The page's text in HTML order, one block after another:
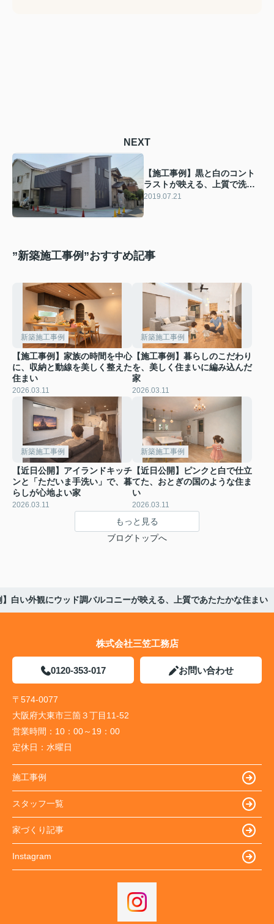
NEXT
【施工事例】黒と白のコント
ラストが映える、上質で洗練
された住まい
2019.07.21
”新築施工事例”おすすめ記事
新築施工事例
【施工事例】家族の時間を中心
に、収納と動線を美しく整えた
住まい
2026.03.11
新築施工事例
【施工事例】暮らしのこだわり
を、美しく住まいに編み込んだ
家
2026.03.11
新築施工事例
【近日公開】アイランドキッチ
ンと「ただいま手洗い」で、暮
らしが心地よい家
2026.03.11
新築施工事例
【近日公開】ピンクと白で仕立
てた、おとぎの国のような住ま
い
2026.03.11
もっと見る
ブログトップへ
】白い外観にウッド調バルコニーが映える、上質であたたかな住まい
株式会社三笠工務店
0120-353-017 お問い合わせ
〒574-0077
大阪府大東市三箇３丁目11-52
営業時間： 10：00～19：00
定休日： 水曜日
施工事例
スタッフ一覧
家づくり記事
Instagram